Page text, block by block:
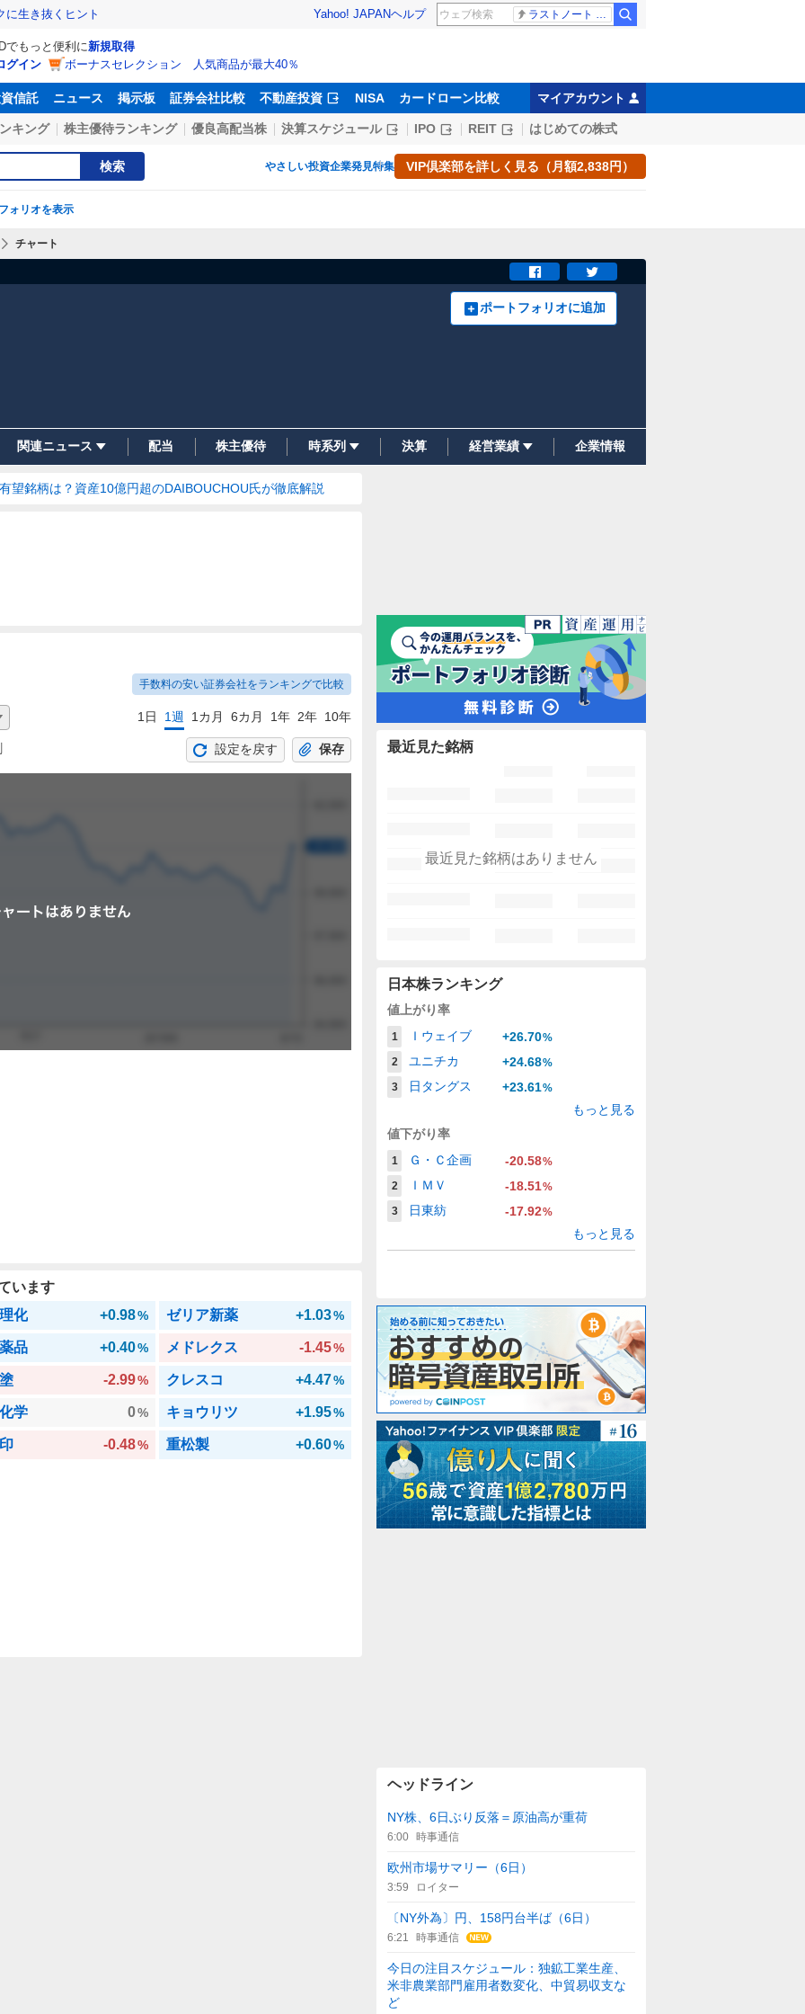
生き抜くヒント Yahoo! JAPANヘルプ ラストノート 内田有紀
でもっと便利に新規取得
グイン
ボーナスセレクション 人気商品が最大40％
信託 ニュース 掲示板 証券会社比較 不動産投資 NISA カードローン比較 マイアカウント
キング 株主優待ランキング 優良高配当株 決算スケジュール IPO REIT はじめての株式
検索 やさしい投資企業発見特集 VIP倶楽部を詳しく見る（月額2,838円）
ォリオを表示
チャート
ポートフォリオに追加
関連ニュース 配当 株主優待 時系列 決算 経営業績 企業情報
望銘柄は？資産10億円超のDAIBOUCHOU氏が徹底解説
手数料の安い証券会社をランキングで比較
1日 1週 1カ月 6カ月 1年 2年 10年
設定を戻す 保存
います
化
+0.98% ゼリア新薬 +1.03%
品 +0.40% メドレクス -1.45%
-2.99% クレスコ +4.47%
学 0% キョウリツ +1.95%
-0.48% 重松製 +0.60%
最近見た銘柄
最近見た銘柄はありません
日本株ランキング
値上がり率
1 Ｉウェイブ +26.70%
2
ユニチカ +24.68%
3
日タングス +23.61%
もっと見る
値下がり率
1 Ｇ・Ｃ企画 -20.58%
2
ＩＭＶ -18.51%
3
日東紡 -17.92%
もっと見る
ヘッドライン
NY株、6日ぶり反落＝原油高が重荷
6:00 時事通信
欧州市場サマリー（6日）
3:59 ロイター
〔NY外為〕円、158円台半ば（6日）
6:21 時事通信
今日の注目スケジュール：独鉱工業生産、
米非農業部門雇用者数変化、中貿易収支な
ど